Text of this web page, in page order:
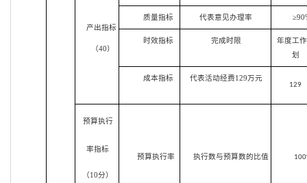
产出指标
（40）
质量指标 代表意见办理率
时效指标 完成时限
年度工
划
成本指标
代表活动经费129万元
129
预算执行
率指标
（10分）
预算执行率 执行数与预算数的比值